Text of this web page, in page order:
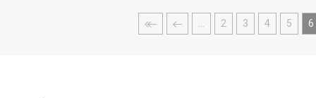
Pagination
Première
page
Page
précédente
Page
2 Page
3 Page
4 Page
5 6